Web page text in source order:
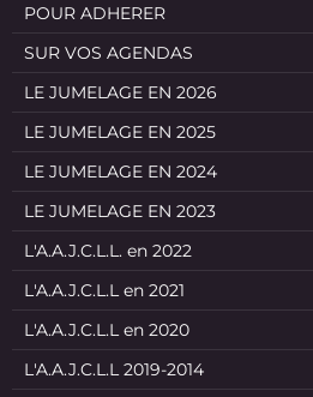
POUR ADHERER
SUR VOS AGENDAS
LE JUMELAGE EN 2026
LE JUMELAGE EN 2025
LE JUMELAGE EN 2024
LE JUMELAGE EN 2023
L'A.A.J.C.L.L. en 2022
L'A.A.J.C.L.L en 2021
L'A.A.J.C.L.L en 2020
L'A.A.J.C.L.L 2019-2014